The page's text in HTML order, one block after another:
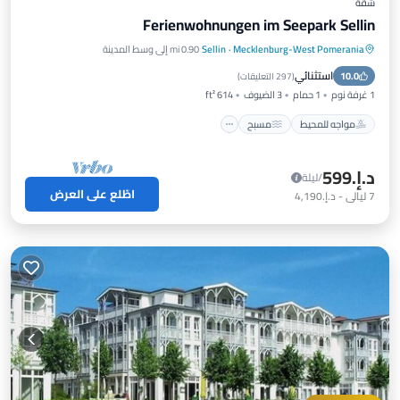
Ferienwohnungen im Seepark Sellin
Mecklenburg-West Pomerania
·
Sellin0.90 mi إلى وسط المدينة
10.0 استثنائي(297 التعليقات )
1 غرفة نوم 1 حمام 3 الضيوف
614 ft²
مواجه للمحيط
مسبح
مواجه للمحيط مسبح
إطلالة على المحيط
شرفة / تراس
د.إ.‏599
/ليلة
7ليالي- د.إ.‏4,190 اطّلع على العرض